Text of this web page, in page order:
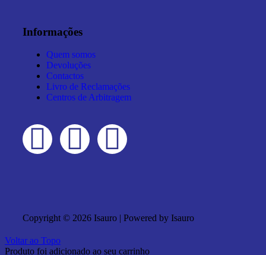
Informações
Quem somos
Devoluções
Contactos
Livro de Reclamações
Centros de Arbitragem
Copyright © 2026 Isauro | Powered by Isauro
Voltar ao Topo
Produto foi adicionado ao seu carrinho